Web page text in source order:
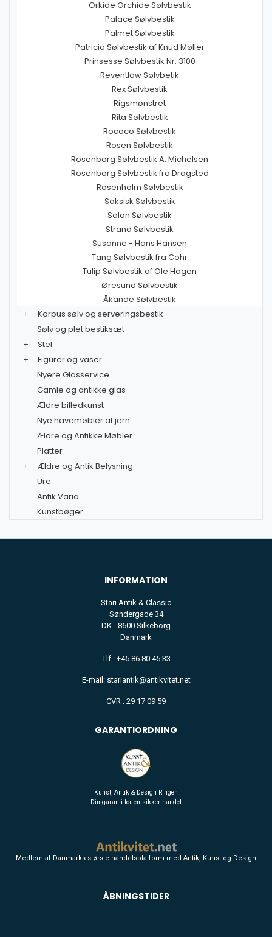
Orkide Orchide Sølvbestik
Palace Sølvbestik
Palmet Sølvbestik
Patricia Sølvbestik af Knud Møller
Prinsesse Sølvbestik Nr. 3100
Reventlow Sølvbetik
Rex Sølvbestik
Rigsmønstret
Rita Sølvbestik
Rococo Sølvbestik
Rosen Sølvbestik
Rosenborg Sølvbestik A. Michelsen
Rosenborg Sølvbestik fra Dragsted
Rosenholm Sølvbestik
Saksisk Sølvbestik
Salon Sølvbestik
Strand Sølvbestik
Susanne - Hans Hansen
Tang Sølvbestik fra Cohr
Tulip Sølvbestik af Ole Hagen
Øresund Sølvbestik
Åkande Sølvbestik
+
Korpus sølv og serveringsbestik
Sølv og plet bestiksæt
+
Stel
+
Figurer og vaser
Nyere Glasservice
Gamle og antikke glas
Ældre billedkunst
Nye havemøbler af jern
Ældre og Antikke Møbler
Platter
+
Ældre og Antik Belysning
Ure
Antik Varia
Kunstbøger
INFORMATION
Stari Antik & Classic
Søndergade 34
DK - 8600 Silkeborg
Danmark
Tlf : +45 86 80 45 33
E-mail: stariantik@antikvitet.net
CVR : 29 17 09 59
GARANTIORDNING
Kunst, Antik & Design Ringen
Din garanti for en sikker handel
Medlem af Danmarks største handelsplatform med Antik, Kunst og Design
ÅBNINGSTIDER